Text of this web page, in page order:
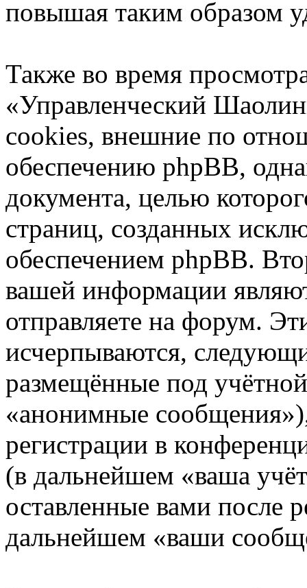
повышая таким образом
Также во время
«Управленческий
cookies, внешние по
обеспечению phpBB,
документа, целью
страниц, созданных
обеспечением phpBB.
вашей информации
отправляете на форум.
исчерпываются,
размещённые под
«анонимные
регистрации в
(в дальнейшем «ваша
оставленные вами после
дальнейшем «ваши